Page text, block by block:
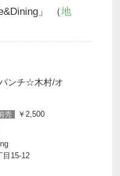
」 （地
ンチ☆木村/オ
売 ￥2,500
目15-12